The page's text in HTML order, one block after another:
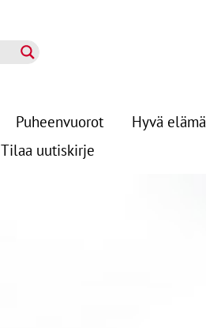
Puheenvuorot Hyvä elämä
Tilaa uutiskirje